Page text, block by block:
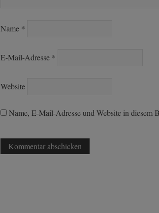
Name *
E-Mail-Adresse *
Website
Name, E-Mail-Adresse und Website in diesem